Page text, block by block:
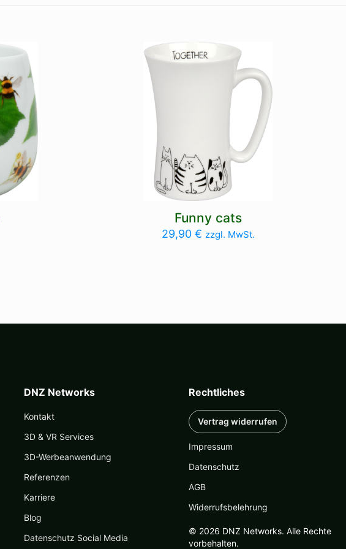
Funny cats
29,90 € zzgl. MwSt.
DNZ Networks
Kontakt
3D & VR Services
3D-Werbeanwendung
Referenzen
Karriere
Blog
Datenschutz Social Media
Rechtliches
Vertrag widerrufen
Impressum
Datenschutz
AGB
Widerrufsbelehrung
© 2026 DNZ Networks. Alle Rechte
vorbehalten.